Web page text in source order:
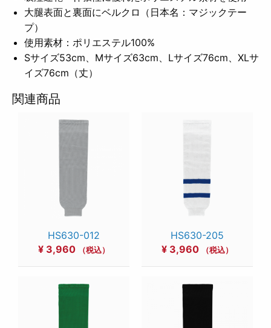
大腿表面と裏面にベルクロ（日本名：マジックテー
プ）
使用素材：ポリエステル100%
Sサイズ53cm、Mサイズ63cm、Lサイズ76cm、XLサ
イズ76cm（丈）
関連商品
HS630-012
¥ 3,960 （税込）
HS630-205
¥ 3,960 （税込）